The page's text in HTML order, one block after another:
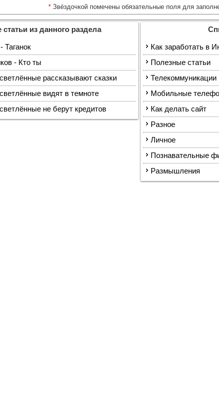
* Звёздочкой помечены обязательные поля для
статьи из данного раздела
Таганок
- Кто ты
рассказывают сказки
видят в темноте
не берут кредитов
Как заработать в
Полезные статьи
Телекоммуникации
Мобильные
Как делать сайт
Разное
Личное
Познавательные
Размышления